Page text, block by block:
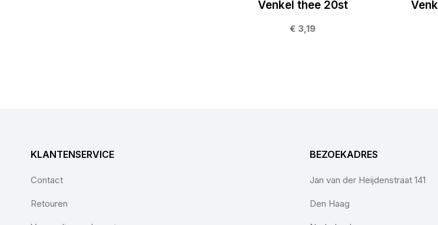
Venkel thee 20st
€ 3,19
KLANTENSERVICE
Contact
Retouren
BEZOEKADRES
Jan van der Heijdenstraat 141
Den Haag